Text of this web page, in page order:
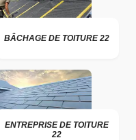
BÂCHAGE DE TOITURE 22
ENTREPRISE DE TOITURE
22